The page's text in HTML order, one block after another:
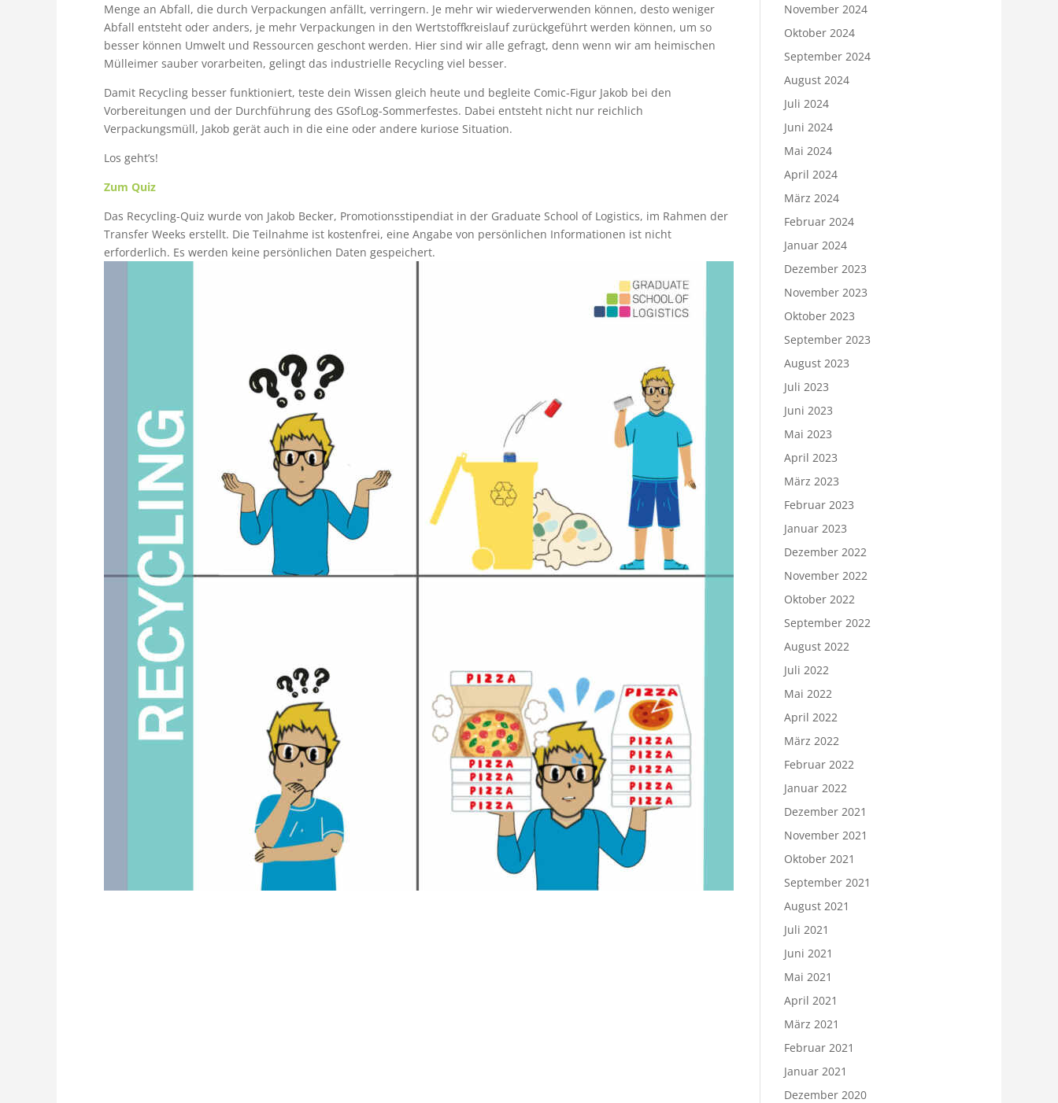
Menge an Abfall, die durch Verpackungen anfällt, verringern. Je mehr wir wiederverwenden können, desto weniger
Abfall entsteht oder anders, je mehr Verpackungen in den Wertstoffkreislauf zurückgeführt werden können, um so
besser können Umwelt und Ressourcen geschont werden. Hier sind wir alle gefragt, denn wenn wir am heimischen
Mülleimer sauber vorarbeiten, gelingt das industrielle Recycling viel besser.
Damit Recycling besser funktioniert, teste dein Wissen gleich heute und begleite Comic-Figur Jakob bei den
Vorbereitungen und der Durchführung des GSofLog-Sommerfestes. Dabei entsteht nicht nur reichlich
Verpackungsmüll, Jakob gerät auch in die eine oder andere kuriose Situation.
Los geht’s!
Zum Quiz
Das Recycling-Quiz wurde von Jakob Becker, Promotionsstipendiat in der Graduate School of Logistics, im Rahmen der
Transfer Weeks erstellt. Die Teilnahme ist kostenfrei, eine Angabe von persönlichen Informationen ist nicht
erforderlich. Es werden keine persönlichen Daten gespeichert.
November 2024
Oktober 2024
September 2024
August 2024
Juli 2024
Juni 2024
Mai 2024
April 2024
März 2024
Februar 2024
Januar 2024
Dezember 2023
November 2023
Oktober 2023
September 2023
August 2023
Juli 2023
Juni 2023
Mai 2023
April 2023
März 2023
Februar 2023
Januar 2023
Dezember 2022
November 2022
Oktober 2022
September 2022
August 2022
Juli 2022
Mai 2022
April 2022
März 2022
Februar 2022
Januar 2022
Dezember 2021
November 2021
Oktober 2021
September 2021
August 2021
Juli 2021
Juni 2021
Mai 2021
April 2021
März 2021
Februar 2021
Januar 2021
Dezember 2020